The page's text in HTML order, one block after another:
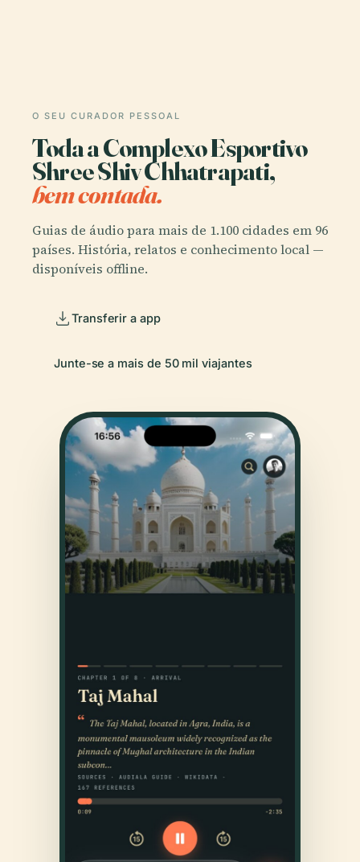
O SEU CURADOR PESSOAL
Toda a Complexo Esportivo
Shree Shiv Chhatrapati,
bem contada.
Guias de áudio para mais de 1.100 cidades em 96
países. História, relatos e conhecimento local —
disponíveis offline.
Transferir a app
Junte-se a mais de 50 mil viajantes